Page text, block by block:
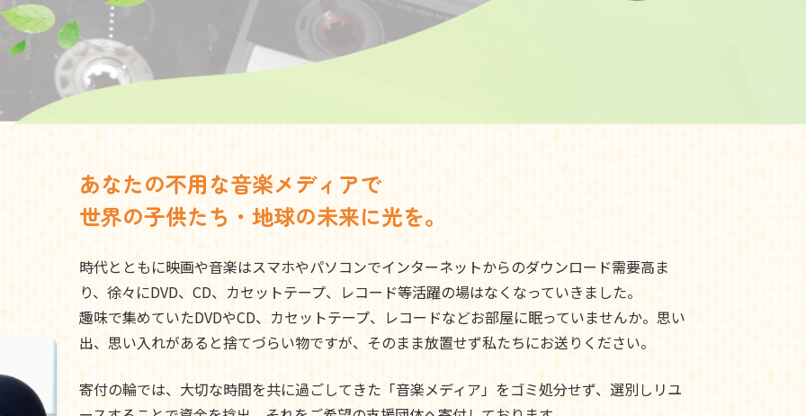
あなたの不用な音楽メディアで
世界の子供たち・地球の未来に光を。
時代とともに映画や音楽はスマホやパソコンでインターネットからのダウンロード需要高ま
り、徐々にDVD、CD、カセットテープ、レコード等活躍の場はなくなっていきました。
趣味で集めていたDVDやCD、カセットテープ、レコードなどお部屋に眠っていませんか。思い
出、思い入れがあると捨てづらい物ですが、そのまま放置せず私たちにお送りください。
寄付の輪では、大切な時間を共に過ごしてきた「音楽メディア」をゴミ処分せず、選別しリユ